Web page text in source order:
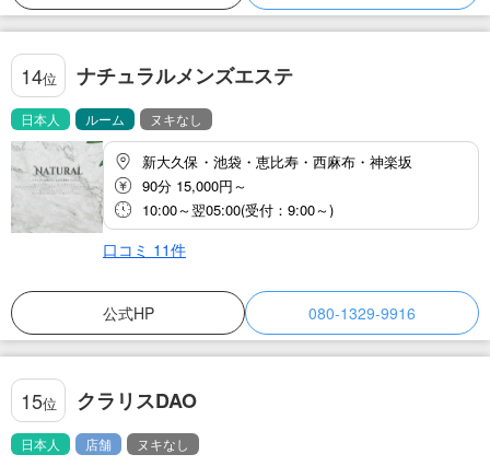
14位 ナチュラルメンズエステ
日本人 ルーム ヌキなし
新大久保・池袋・恵比寿・西麻布・神楽坂
90分 15,000円～
10:00～翌05:00(受付：9:00～)
口コミ 11件
公式HP 080-1329-9916
15位 クラリスDAO
日本人 店舗 ヌキなし